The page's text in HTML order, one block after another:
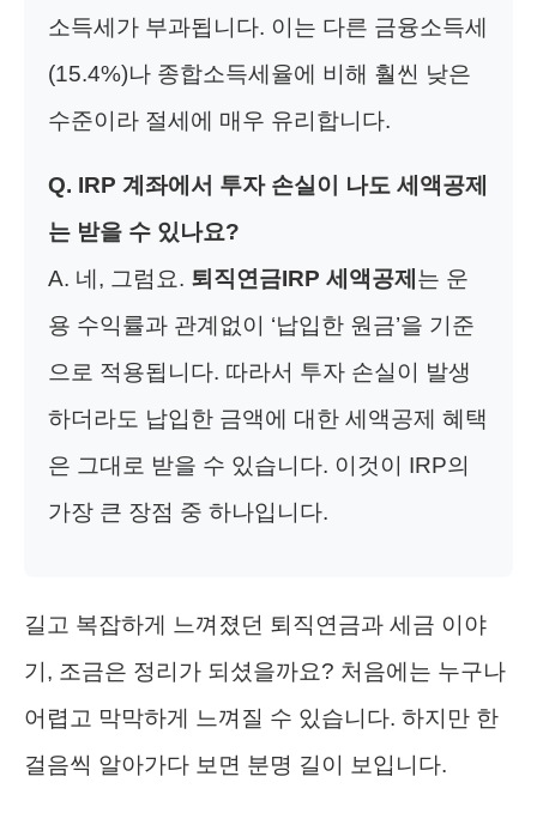
소득세가 부과됩니다. 이는 다른 금융소득세
(15.4%)나 종합소득세율에 비해 훨씬 낮은
수준이라 절세에 매우 유리합니다.
Q. IRP 계좌에서 투자 손실이 나도 세액공제
는 받을 수 있나요?
A. 네, 그럼요. 퇴직연금IRP 세액공제 는 운
용 수익률과 관계없이 ‘납입한 원금’을 기준
으로 적용됩니다. 따라서 투자 손실이 발생
하더라도 납입한 금액에 대한 세액공제 혜택
은 그대로 받을 수 있습니다. 이것이 IRP의
가장 큰 장점 중 하나입니다.
길고 복잡하게 느껴졌던 퇴직연금과 세금 이야
기, 조금은 정리가 되셨을까요? 처음에는 누구나
어렵고 막막하게 느껴질 수 있습니다. 하지만 한
걸음씩 알아가다 보면 분명 길이 보입니다.